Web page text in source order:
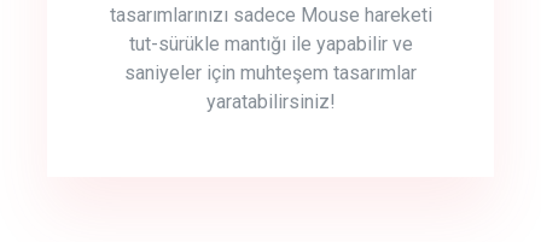
tasarımlarınızı sadece Mouse hareketi
tut-sürükle mantığı ile yapabilir ve
saniyeler için muhteşem tasarımlar
yaratabilirsiniz!